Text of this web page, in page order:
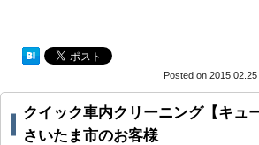
Posted on
クイック車内クリーニング【キュ
さいたま市のお客様